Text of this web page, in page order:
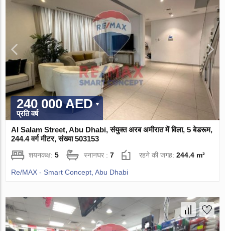
240 000 AED
प्रति वर्ष
Al Salam Street, Abu Dhabi, संयुक्त अरब अमीरात में विला, 5 बेडरूम,
244.4 वर्ग मीटर, संख्या 503153
शयनकक्ष:5 स्नानघर :7 रहने की जगह:244.4 m²
Re/MAX - Smart Concept, Abu Dhabi